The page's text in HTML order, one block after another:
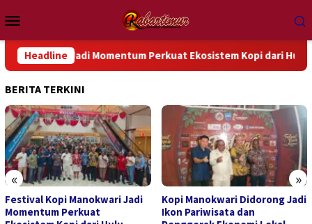
ke
kontenMobile
Headline
Jadi Momentum Perkuat Ekosistem Kopi dari Hulu hingga
BERITA TERKINI
« »
Kopi Manokwari Didorong Jadi
Ikon Pariwisata dan
Festival Kopi Manokwari 2026
Resmi Digelar, Dorong UMKM